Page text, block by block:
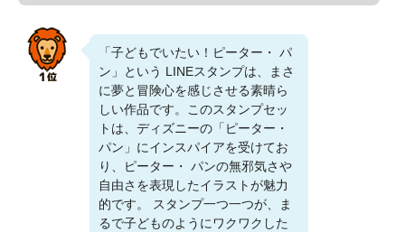
「子どもでいたい！ピーター・ パ
ン」という LINEスタンプは、まさ
に夢と冒険心を感じさせる素晴ら
しい作品です。このスタンプセッ
トは、ディズニーの「ピーター・
パン」にインスパイアを受けてお
り、ピーター・ パンの無邪気さや
自由さを表現したイラストが魅力
的です。 スタンプ一つ一つが、ま
るで子どものようにワクワクした